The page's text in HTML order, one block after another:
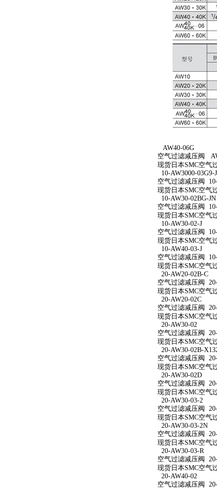
AW40-06G
空气过滤减压阀
现货日本SMC空气
10-AW3000-03G9-
空气过滤减压阀
现货日本SMC空气
10-AW30-02BG-JN
空气过滤减压阀
现货日本SMC空气
10-AW30-02-J
空气过滤减压阀
现货日本SMC空气
10-AW40-03-J
空气过滤减压阀
现货日本SMC空气
20-AW20-02B-C
空气过滤减压阀
现货日本SMC空气
20-AW20-02C
空气过滤减压阀
现货日本SMC空气
20-AW30-02
空气过滤减压阀
现货日本SMC空气
20-AW30-02B-
空气过滤减压阀
现货日本SMC空气
20-AW30-02D
空气过滤减压阀
现货日本SMC空气
20-AW30-03-2
空气过滤减压阀
现货日本SMC空气
20-AW30-03-2N
空气过滤减压阀
现货日本SMC空气
20-AW30-03-R
空气过滤减压阀
现货日本SMC空气
20-AW40-02
空气过滤减压阀